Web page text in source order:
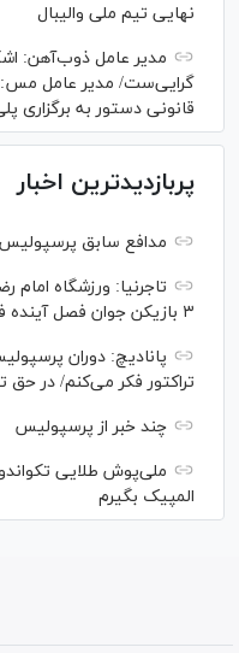
نهایی تیم ملی والیبال
مدیر عامل ذوب‌آهن:
گرایی‌ست/ مدیر عامل مس:
قانونی دستور به برگزاری
پربازدیدترین اخبار
مدافع سابق
تاجرنیا: ورزشگاه امام
۳ بازیکن جوان فصل آینده فیکس ترکیب می‌شوند
پانادیچ: دوران
تراکتور فکر می‌کنم/ در حق
چند خبر از پرسپولیس
ملی‌پوش‌ طلایی
المپیک بگیرم